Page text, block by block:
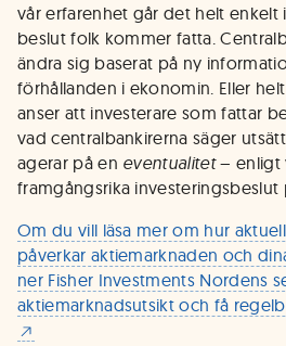
vår erfarenhet går det helt enkelt
beslut folk kommer fatta.
ändra sig baserat på ny
förhållanden i ekonomin. Eller
anser att investerare som fattar
vad centralbankirerna säger
agerar på en eventualitet– enligt
framgångsrika investeringsbeslut
Om du vill läsa mer om hur
påverkar aktiemarknaden och
ner Fisher Investments Nordens
aktiemarknadsutsikt och få